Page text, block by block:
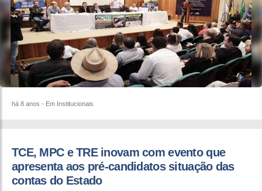
há 8 anos - Em Institucionais
TCE, MPC e TRE inovam com evento que
apresenta aos pré-candidatos situação das
contas do Estado